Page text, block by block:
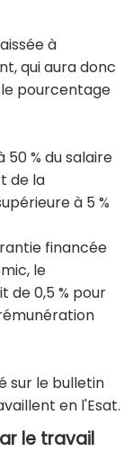
à
qui aura donc
pourcentage
% du salaire
de la
à 5 %
financée
le
de 0,5 % pour
sur le bulletin
en l'Esat.
le travail